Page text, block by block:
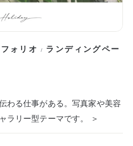
ォリオ / ランディングペー
わる仕事がある。写真家や美容
ラリー型テーマです。 ＞